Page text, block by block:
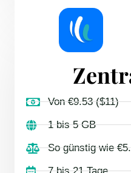
Von €9.53 ($11)
1 bis 5 GB
So günstig wie
7 bis 21 Tage